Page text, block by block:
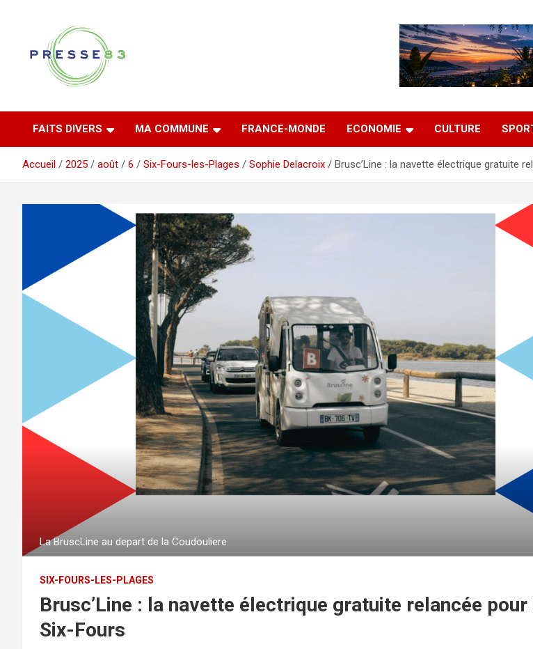
Presse 83
FAITS DIVERS MA COMMUNE FRANCE-MONDE ECONOMIE CULTURE
Accueil 2025 août 6 Six-Fours-les-Plages Sophie Delacroix Brusc’Line : la navette électrique gratuite
La BruscLine au depart de la Coudouliere
SIX-FOURS-LES-PLAGES
Brusc’Line : la navette électrique gratuite relancée pour
Six-Fours